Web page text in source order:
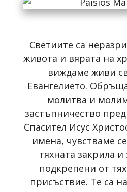
Светиите са
живота и вярата на
виждаме живи
Евангелието.
молитва и
застъпничество
Спасител Исус
имена, чувстваме
тяхната закрила
подкрепени от
присъствие. Те са